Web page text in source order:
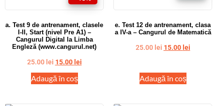
a. Test 9 de antrenament, clasele
I-II, Start (nivel Pre A1) –
Cangurul Digital la Limba
Engleză (www.cangurul.net)
25.00 lei 15.00 lei
Adaugă în coș
e. Test 12 de antrenament, clasa
a IV-a – Cangurul de Matematică
25.00 lei 15.00 lei
Adaugă în coș